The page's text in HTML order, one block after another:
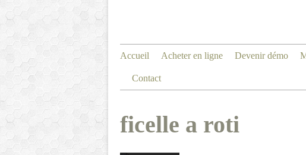
Accueil Acheter en ligne Devenir démo
Contact
ficelle a roti